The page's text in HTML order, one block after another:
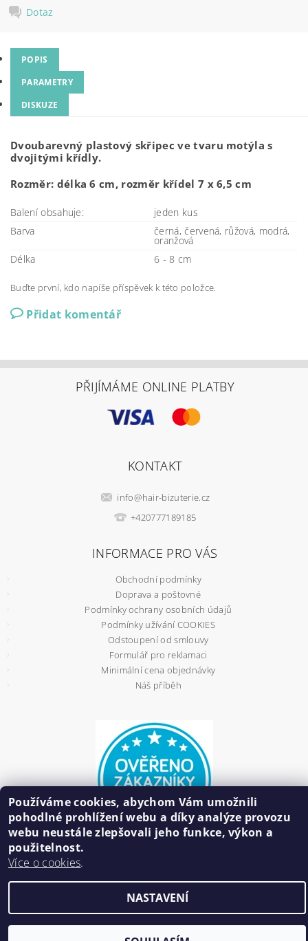
Dotaz
POPIS
PARAMETRY
DISKUZE
Dvoubarevný plastový skřipec ve tvaru motýla s
dvojitými křídly.
Rozměr: délka 6 cm, rozměr křídel 7 x 6,5 cm
Balení obsahuje:
jeden kus
Barva
černá, červená, růžová, modrá,
oranžová
Délka
6 - 8 cm
Buďte první, kdo napíše příspěvek k této položce.
Přidat komentář
PŘIJÍMÁME ONLINE PLATBY
KONTAKT
info@hair-bizuterie.cz
+420777189185
INFORMACE PRO VÁS
Obchodní podmínky
Doprava a poštovné
Podmínky ochrany osobních údajů
Podmínky užívání COOKIES
Odstoupení od smlouvy
Formulář pro reklamaci
Minimální cena objednávky
Náš příběh
2026 ©HAIR BIŽUTERIE, všechna práva vyhrazena
Vytvořil Shoptet
Používáme cookies, abychom Vám umožnili
pohodlné prohlížení webu a díky analýze provozu
webu neustále zlepšovali jeho funkce, výkon a
použitelnost.
Více o cookies.
NASTAVENÍ